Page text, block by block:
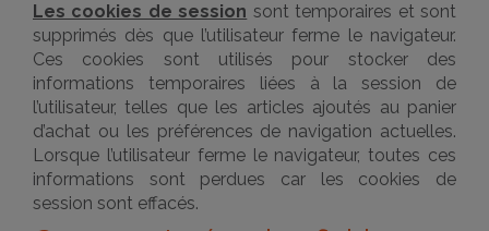
Les cookies de session sont temporaires et sont
supprimés dès que l’utilisateur ferme le navigateur.
Ces cookies sont utilisés pour stocker des
informations temporaires liées à la session de
l’utilisateur, telles que les articles ajoutés au panier
d’achat ou les préférences de navigation actuelles.
Lorsque l’utilisateur ferme le navigateur, toutes ces
informations sont perdues car les cookies de
session sont effacés.